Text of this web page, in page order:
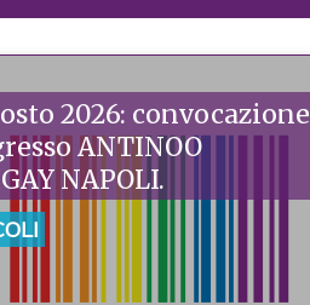
2026: convocazione
ANTINOO
NAPOLI.